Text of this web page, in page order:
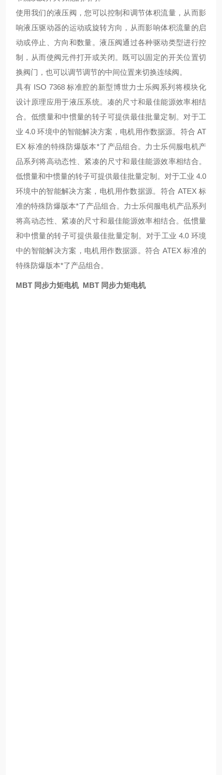
使用我们的液压阀，您可以控制和调节体积流量，从而影
响液压驱动器的运动或旋转方向，从而影响体积流量的启
动或停止、方向和数量。液压阀通过各种驱动类型进行控
制，从而使阀元件打开或关闭。既可以固定的开关位置切
换阀门，也可以调节调节的中间位置来切换连续阀。
具有 ISO 7368 标准腔的新型博世力士乐阀系列将模块化
设计原理应用于液压系统。 凑的尺寸和最佳能源效率相结
合。低惯量和中惯量的转子可提供最佳批量定制。对于工
业 4.0 环境中的智能解决方案，电机用作数据源。符合 AT
EX 标准的特殊防爆版本*了产品组合。 力士乐伺服电机产
品系列将高动态性、紧凑的尺寸和最佳能源效率相结合。
低惯量和中惯量的转子可提供最佳批量定制。对于工业 4.0
环境中的智能解决方案，电机用作数据源。符合 ATEX 标
准的特殊防爆版本*了产品组合。 力士乐伺服电机产品系列
将高动态性、紧凑的尺寸和最佳能源效率相结合。低惯量
和中惯量的转子可提供最佳批量定制。对于工业 4.0 环境
中的智能解决方案，电机用作数据源。符合 ATEX 标准的
特殊防爆版本*了产品组合。
MBT 同步力矩电机 MBT 同步力矩电机